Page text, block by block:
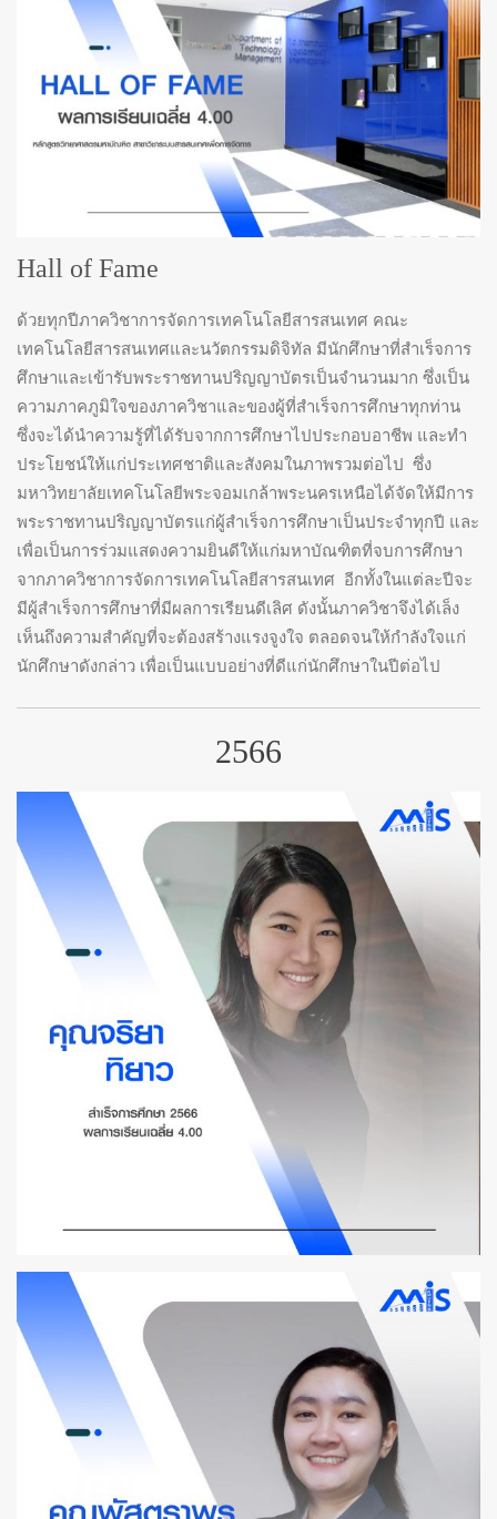
Hall of Fame
ด้วยทุกปีภาควิชาการจัดการเทคโนโลยีสารสนเทศ คณะ
เทคโนโลยีสารสนเทศและนวัตกรรมดิจิทัล มีนักศึกษาที่สำเร็จการ
ศึกษาและเข้ารับพระราชทานปริญญาบัตรเป็นจำนวนมาก ซึ่งเป็น
ความภาคภูมิใจของภาควิชาและของผู้ที่สำเร็จการศึกษาทุกท่าน
ซึ่งจะได้นำความรู้ที่ได้รับจากการศึกษาไปประกอบอาชีพ และทำ
ประโยชน์ให้แก่ประเทศชาติและสังคมในภาพรวมต่อไป ซึ่ง
มหาวิทยาลัยเทคโนโลยีพระจอมเกล้าพระนครเหนือได้จัดให้มีการ
พระราชทานปริญญาบัตรแก่ผู้สำเร็จการศึกษาเป็นประจำทุกปี และ
เพื่อเป็นการร่วมแสดงความยินดีให้แก่มหาบัณฑิตที่จบการศึกษา
จากภาควิชาการจัดการเทคโนโลยีสารสนเทศ อีกทั้งในแต่ละปีจะ
มีผู้สำเร็จการศึกษาที่มีผลการเรียนดีเลิศ ดังนั้นภาควิชาจึงได้เล็ง
เห็นถึงความสำคัญที่จะต้องสร้างแรงจูงใจ ตลอดจนให้กำลังใจแก่
นักศึกษาดังกล่าว เพื่อเป็นแบบอย่างที่ดีแก่นักศึกษาในปีต่อไป
2566